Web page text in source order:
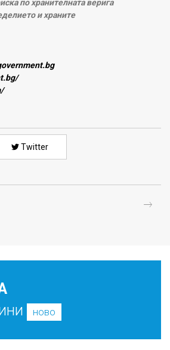
по хранителната верига
и храните
Twitter
ново